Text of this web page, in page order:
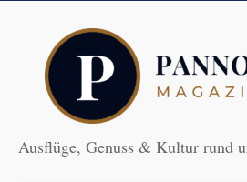
Ausflüge, Genuss & Kultur rund